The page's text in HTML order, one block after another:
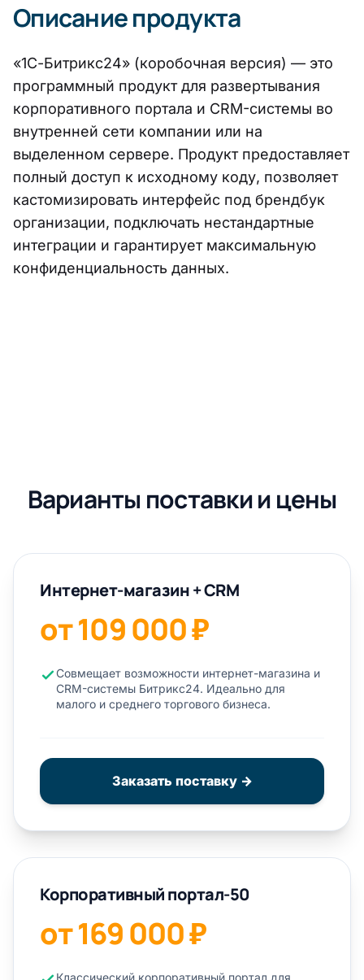
Описание продукта
«1С-Битрикс24» (коробочная версия) — это
программный продукт для развертывания
корпоративного портала и CRM-системы во
внутренней сети компании или на
выделенном сервере. Продукт предоставляет
полный доступ к исходному коду, позволяет
кастомизировать интерфейс под брендбук
организации, подключать нестандартные
интеграции и гарантирует максимальную
конфиденциальность данных.
Варианты поставки и цены
Интернет-магазин + CRM
от 109 000 ₽
Совмещает возможности интернет-магазина и
CRM-системы Битрикс24. Идеально для
малого и среднего торгового бизнеса.
Заказать поставку →
Корпоративный портал-50
от 169 000 ₽
Классический корпоративный портал для